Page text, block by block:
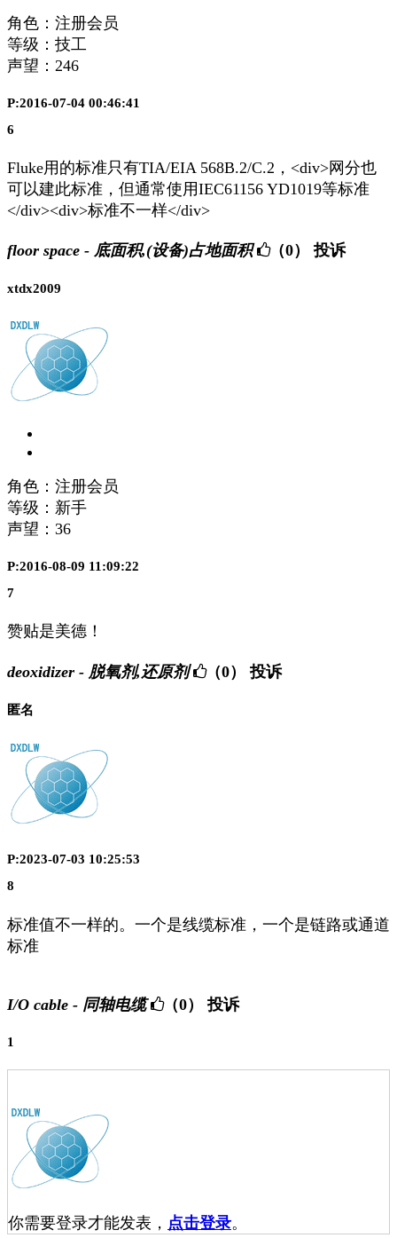
角色：注册会员
等级：技工
声望： 246
P:2016-07-04 00:46:41
6
Fluke用的标准只有TIA/EIA 568B.2/C.2，<div>网分也
可以建此标准，但通常使用IEC61156 YD1019等标准
</div><div>标准不一样</div>
floor space - 底面积,(设备)占地面积 （0） 投诉
xtdx2009
角色：注册会员
等级：新手
声望： 36
P:2016-08-09 11:09:22
7
赞贴是美德！
deoxidizer - 脱氧剂,还原剂 （0） 投诉
匿名
P:2023-07-03 10:25:53
8
标准值不一样的。一个是线缆标准，一个是链路或通道
标准
I/O cable - 同轴电缆 （0） 投诉
1
你需要登录才能发表， 点击登录。